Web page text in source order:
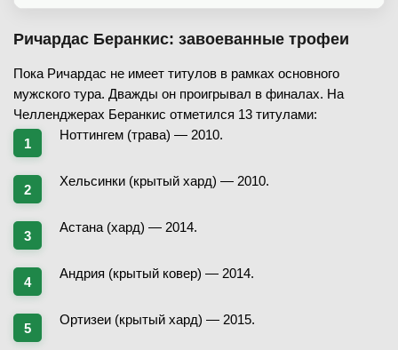
Ричардас Беранкис: завоеванные трофеи
Пока Ричардас не имеет титулов в рамках основного
мужского тура. Дважды он проигрывал в финалах. На
Челленджерах Беранкис отметился 13 титулами:
Ноттингем (трава) — 2010.
Хельсинки (крытый хард) — 2010.
Астана (хард) — 2014.
Андрия (крытый ковер) — 2014.
Ортизеи (крытый хард) — 2015.